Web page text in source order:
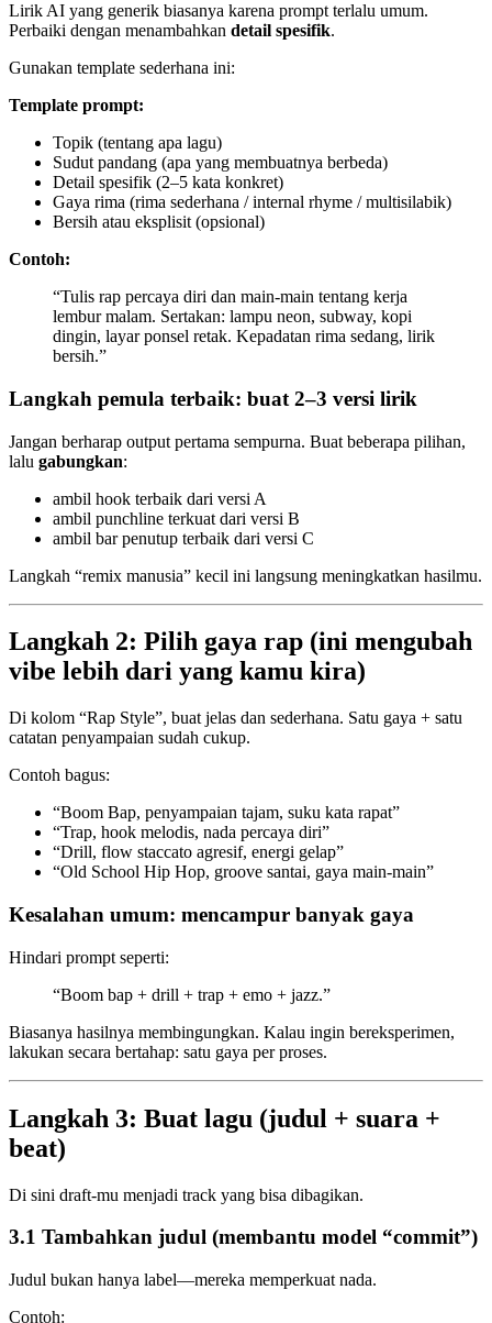
Lirik AI yang generik biasanya karena prompt terlalu umum.
Perbaiki dengan menambahkan detail spesifik.
Gunakan template sederhana ini:
Template prompt:
Topik (tentang apa lagu)
Sudut pandang (apa yang membuatnya berbeda)
Detail spesifik (2–5 kata konkret)
Gaya rima (rima sederhana / internal rhyme / multisilabik)
Bersih atau eksplisit (opsional)
Contoh:
“Tulis rap percaya diri dan main-main tentang kerja
lembur malam. Sertakan: lampu neon, subway, kopi
dingin, layar ponsel retak. Kepadatan rima sedang, lirik
bersih.”
Langkah pemula terbaik: buat 2–3 versi lirik
Jangan berharap output pertama sempurna. Buat beberapa pilihan,
lalu gabungkan:
ambil hook terbaik dari versi A
ambil punchline terkuat dari versi B
ambil bar penutup terbaik dari versi C
Langkah “remix manusia” kecil ini langsung meningkatkan hasilmu.
Langkah 2: Pilih gaya rap (ini mengubah
vibe lebih dari yang kamu kira)
Di kolom “Rap Style”, buat jelas dan sederhana. Satu gaya + satu
catatan penyampaian sudah cukup.
Contoh bagus:
“Boom Bap, penyampaian tajam, suku kata rapat”
“Trap, hook melodis, nada percaya diri”
“Drill, flow staccato agresif, energi gelap”
“Old School Hip Hop, groove santai, gaya main-main”
Kesalahan umum: mencampur banyak gaya
Hindari prompt seperti:
“Boom bap + drill + trap + emo + jazz.”
Biasanya hasilnya membingungkan. Kalau ingin bereksperimen,
lakukan secara bertahap: satu gaya per proses.
Langkah 3: Buat lagu (judul + suara +
beat)
Di sini draft-mu menjadi track yang bisa dibagikan.
3.1 Tambahkan judul (membantu model “commit”)
Judul bukan hanya label—mereka memperkuat nada.
Contoh: